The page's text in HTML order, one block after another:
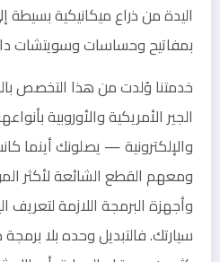
اليدة من ذراع ميكانيكية
بمفاتيح وحساسات وسويتشات
خدمتنا وُلدت من هذا التخصص
الجير الأمريكية والأوروبية
والإلكترونية — يصلونك أينما
ومعهم القطع الشائعة لأكثر
وأجهزة البرمجة اللازمة لتعريف
سيارتك. فالتبديل وحده بلا